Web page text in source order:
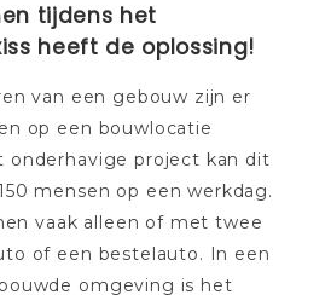
tijdens het
heeft de oplossing!
van een gebouw zijn er
op een bouwlocatie
onderhavige project kan dit
mensen op een werkdag.
vaak alleen of met twee
of een bestelauto. In een
omgeving is het